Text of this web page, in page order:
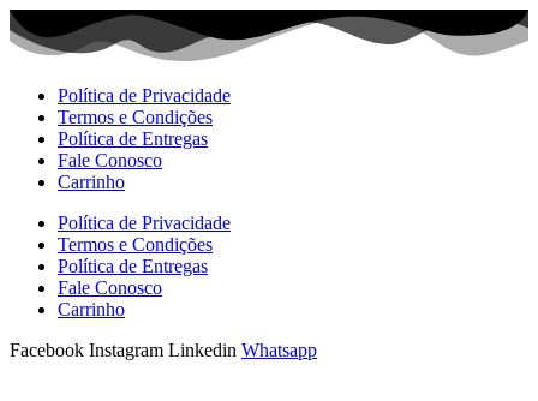
Ir
para
Política de Privacidade
Termos e Condições
Política de Entregas
Fale Conosco
Carrinho
Política de Privacidade
Termos e Condições
Política de Entregas
Fale Conosco
Carrinho
Facebook Instagram Linkedin Whatsapp